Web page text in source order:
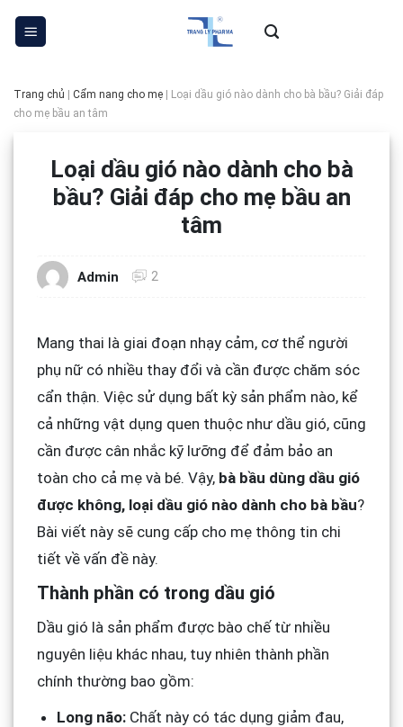
Skip
Trang chủ Cẩm nang cho mẹ
Loại dầu gió nào dành cho bà bầu? Giải đáp
cho mẹ bầu an tâm
Loại dầu gió nào dành cho bà
bầu? Giải đáp cho mẹ bầu an
tâm
Admin 2
Mang thai là giai đoạn nhạy cảm, cơ thể người
phụ nữ có nhiều thay đổi và cần được chăm sóc
cẩn thận. Việc sử dụng bất kỳ sản phẩm nào, kể
cả những vật dụng quen thuộc như dầu gió, cũng
cần được cân nhắc kỹ lưỡng để đảm bảo an
toàn cho cả mẹ và bé. Vậy, bà bầu dùng dầu gió
được không, loại dầu gió nào dành cho bà bầu?
Bài viết này sẽ cung cấp cho mẹ thông tin chi
tiết về vấn đề này.
Thành phần có trong dầu gió
Dầu gió là sản phẩm được bào chế từ nhiều
nguyên liệu khác nhau, tuy nhiên thành phần
chính thường bao gồm:
Long não:Chất này có tác dụng giảm đau,